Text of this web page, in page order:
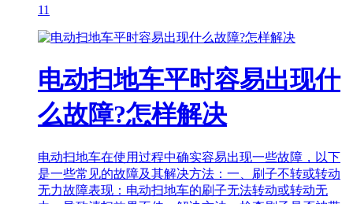
11
电动扫地车平时容易出现什
么故障?怎样解决
电动扫地车在使用过程中确实容易出现一些故障，以下
是一些常见的故障及其解决方法：一、刷子不转或转动
无力故障表现：电动扫地车的刷子无法转动或转动无